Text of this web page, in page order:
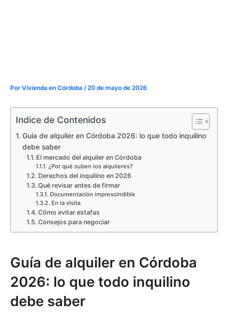
Por Vivienda en Córdoba /20 de mayo de 2026
Indice de Contenidos
Guía de alquiler en Córdoba 2026: lo que todo inquilino
debe saber
El mercado del alquiler en Córdoba
¿Por qué suben los alquileres?
Derechos del inquilino en 2026
Qué revisar antes de firmar
Documentación imprescindible
En la visita
Cómo evitar estafas
Consejos para negociar
Guía de alquiler en Córdoba
2026: lo que todo inquilino
debe saber